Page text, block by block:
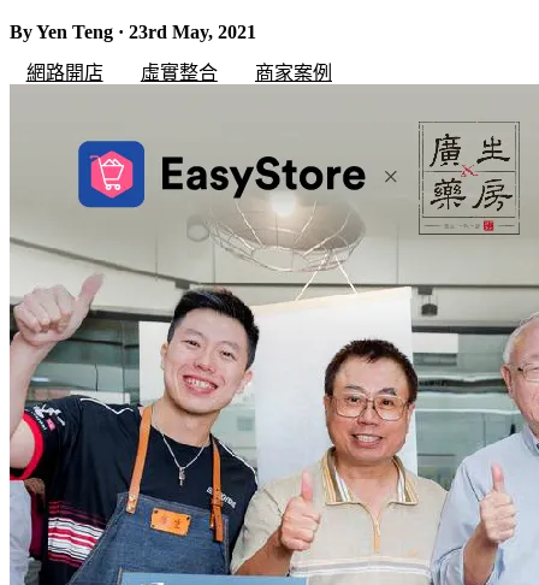
By Yen Teng · 23rd May, 2021
網路開店
虛實整合 商家案例